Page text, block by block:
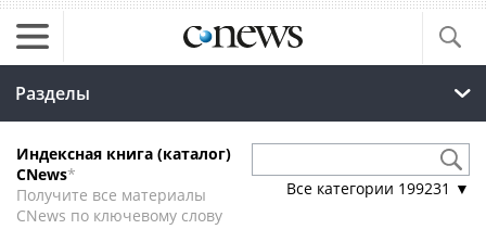
Разделы
Индексная книга (каталог)
CNews*
Получите все материалы
CNews по ключевому слову
Все категории 199231 ▼